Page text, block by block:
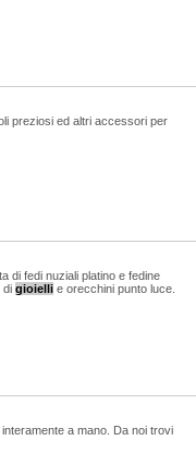
preziosi ed altri accessori per
di fedi nuziali platino e fedine
di gioielli e orecchini punto luce.
a mano. Da noi trovi